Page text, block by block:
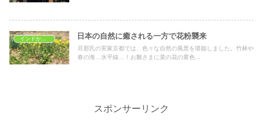
日本の自然に癒される一方で花粉襲来
旦那氏の実家京都では、色々な自然の風景を堪能しました。竹林や
春の海…水平線…！お雛さまに菜の花の黄色...
スポンサーリンク